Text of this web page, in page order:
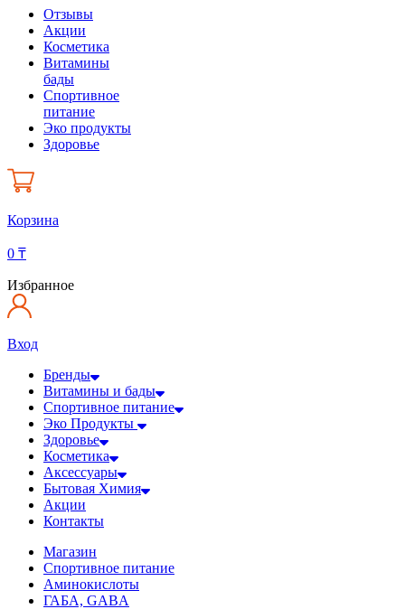
Отзывы
Акции
Косметика
Витамины
бады
Спортивное
питание
Эко продукты
Здоровье
Корзина
0 ₸
Избранное
Вход
Бренды
Витамины и бады
Спортивное питание
Эко Продукты
Здоровье
Косметика
Аксессуары
Бытовая Химия
Акции
Контакты
Магазин
Спортивное питание
Аминокислоты
ГАБА, GABA